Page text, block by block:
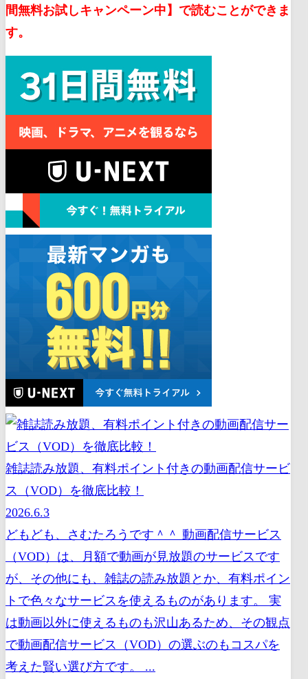
間無料お試しキャンペーン中】で読むことができま
す。
雑誌読み放題、有料ポイント付きの動画配信サービ
ス（VOD）を徹底比較！
2026.6.3
どもども、さむたろうです＾＾ 動画配信サービス
（VOD）は、月額で動画が見放題のサービスです
が、その他にも、雑誌の読み放題とか、有料ポイン
トで色々なサービスを使えるものがあります。 実
は動画以外に使えるものも沢山あるため、その観点
で動画配信サービス（VOD）の選ぶのもコスパを
考えた賢い選び方です。 ...